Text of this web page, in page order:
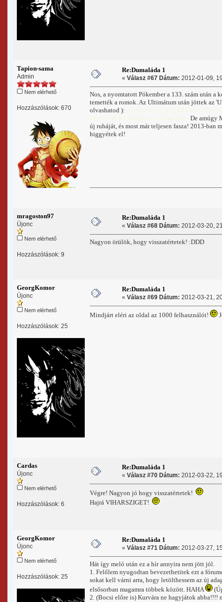
Tapion-sama
Admin
Nem elérhető
Hozzászólások: 670
Re:Dumaláda 1
« Válasz #67 Dátum: 2012-01-09,
Nos, a nyomtatott Pókember a 133. szám után a
temették a romok. Az Ultimátum után jöttek az
olvashatod ): na ott tényleg meghal Peter,
először Miles, avagy az új Pókember. De amúgy
új ruháját, és most már teljesen fasza! 2013-
higgyétek el!
mragoston97
Újonc
Nem elérhető
Hozzászólások: 9
Re:Dumaláda 1
« Válasz #68 Dátum: 2012-03-20,
Nagyon örülök, hogy visszatértetek! :DDD
GeorgKomor
Újonc
Nem elérhető
Hozzászólások: 25
Re:Dumaláda 1
« Válasz #69 Dátum: 2012-03-21,
Mindjárt eléri az oldal az 1000 felhasználót!
Cardas
Újonc
Nem elérhető
Hozzászólások: 6
Re:Dumaláda 1
« Válasz #70 Dátum: 2012-03-22,
Végre! Nagyon jó hogy visszatértetek!
Hajrá VIHARSZIGET!
GeorgKomor
Újonc
Nem elérhető
Hozzászólások: 25
Re:Dumaláda 1
« Válasz #71 Dátum: 2012-03-27,
Hát így meló után ez a hír annyira nem jött jól.
1. Felőlem nyugodtan bevezethetitek ezt a
sokat kell várni arra, hogy letölthessem az új
elsősorban magamra többek között. HAHA
2. (Bocsi előre is) Kurvára ne hagyjátok